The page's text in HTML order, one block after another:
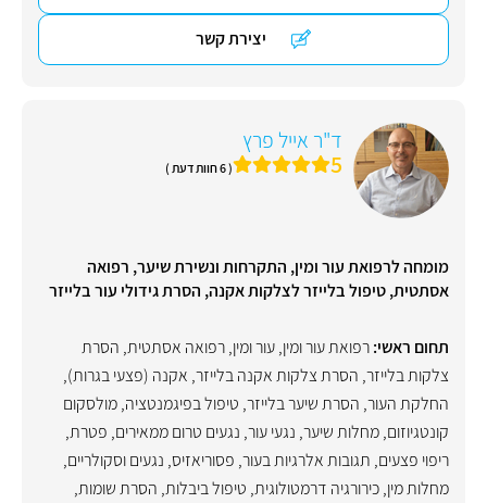
יצירת קשר
ד"ר אייל פרץ
5 ( 6 חוות דעת )
מומחה לרפואת עור ומין, התקרחות ונשירת שיער, רפואה
אסתטית, טיפול בלייזר לצלקות אקנה, הסרת גידולי עור בלייזר
תחום ראשי:רפואת עור ומין,עור ומין,רפואה אסתטית, הסרת
צלקות בלייזר, הסרת צלקות אקנה בלייזר, אקנה (פצעי בגרות),
החלקת העור, הסרת שיער בלייזר, טיפול בפיגמנטציה,מולסקום
קונטגיוזום,מחלות שיער, נגעי עור, נגעים טרום ממאירים, פטרת,
ריפוי פצעים, תגובות אלרגיות בעור, פסוריאזיס, נגעים וסקולריים,
מחלות מין,כירורגיה דרמטולוגית, טיפול ביבלות, הסרת שומות,